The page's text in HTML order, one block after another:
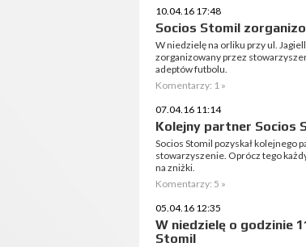
10.04.16 17:48
Socios Stomil
W niedzielę na orliku przy ul.
zorganizowany przez
adeptów futbolu.
Komentarzy: 1 »
07.04.16 11:14
Kolejny partner Socios
Socios Stomil pozyskał kolejnego
stowarzyszenie. Oprócz tego
na zniżki.
Komentarzy: 5 »
05.04.16 12:35
W niedzielę o godzinie
Stomil